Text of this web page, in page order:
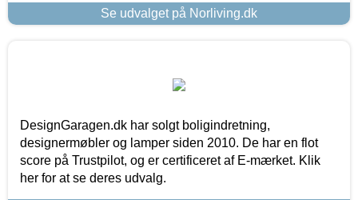
Se udvalget på Norliving.dk
DesignGaragen.dk har solgt boligindretning,
designermøbler og lamper siden 2010. De har en flot
score på Trustpilot, og er certificeret af E-mærket. Klik
her for at se deres udvalg.